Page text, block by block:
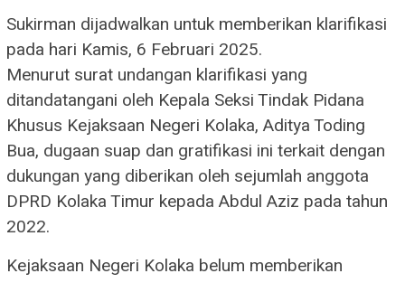
Sukirman dijadwalkan untuk memberikan klarifikasi
pada hari Kamis, 6 Februari 2025.
Menurut surat undangan klarifikasi yang
ditandatangani oleh Kepala Seksi Tindak Pidana
Khusus Kejaksaan Negeri Kolaka, Aditya Toding
Bua, dugaan suap dan gratifikasi ini terkait dengan
dukungan yang diberikan oleh sejumlah anggota
DPRD Kolaka Timur kepada Abdul Aziz pada tahun
2022.
Kejaksaan Negeri Kolaka belum memberikan